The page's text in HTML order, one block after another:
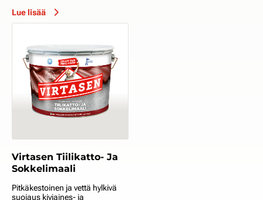
Lue lisää
Virtasen Tiilikatto- Ja
Sokkelimaali
Pitkäkestoinen ja vettä hylkivä
suojaus kiviaines- ja